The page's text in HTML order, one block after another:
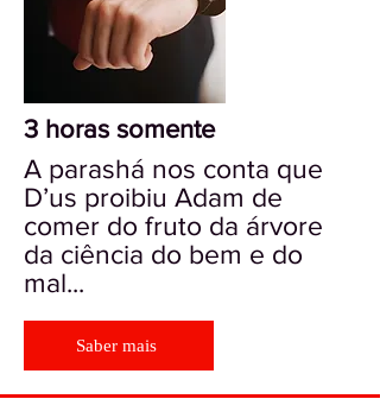
3 horas somente
A parashá nos conta que
D’us proibiu Adam de
comer do fruto da árvore
da ciência do bem e do
mal...
Saber mais